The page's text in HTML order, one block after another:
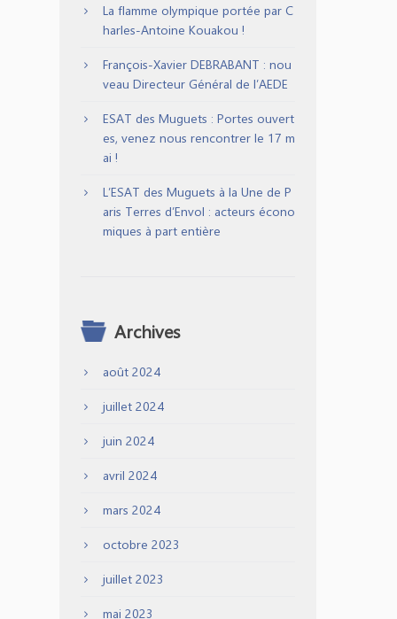
La flamme olympique portée par C
harles-Antoine Kouakou !
François-Xavier DEBRABANT : nou
veau Directeur Général de l’AEDE
ESAT des Muguets : Portes ouvert
es, venez nous rencontrer le 17 m
ai !
L’ESAT des Muguets à la Une de P
aris Terres d’Envol : acteurs écono
miques à part entière
Archives
août 2024
juillet 2024
juin 2024
avril 2024
mars 2024
octobre 2023
juillet 2023
mai 2023